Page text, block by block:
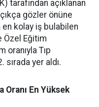
tarafından açıklanan
gözler önüne
kolay iş bulabilen
Eğitim
oranıyla Tıp
sırada yer aldı.
En Yüksek